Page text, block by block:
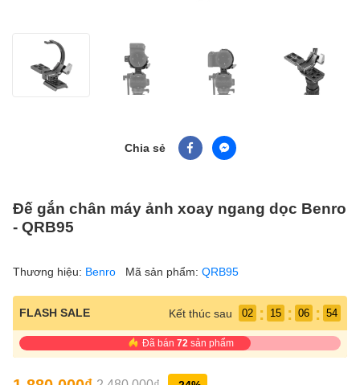
Chia sẻ
Đế gắn chân máy ảnh xoay ngang dọc Benro
- QRB95
Thương hiệu: Benro Mã sản phẩm: QRB95
FLASH SALE Kết thúc sau 02 : 15 : 06 : 52
Đã bán 72 sản phẩm